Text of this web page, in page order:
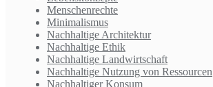
Menschenrechte
Minimalismus
Nachhaltige Architektur
Nachhaltige Ethik
Nachhaltige Landwirtschaft
Nachhaltige Nutzung von Ressourcen
Nachhaltiger Konsum